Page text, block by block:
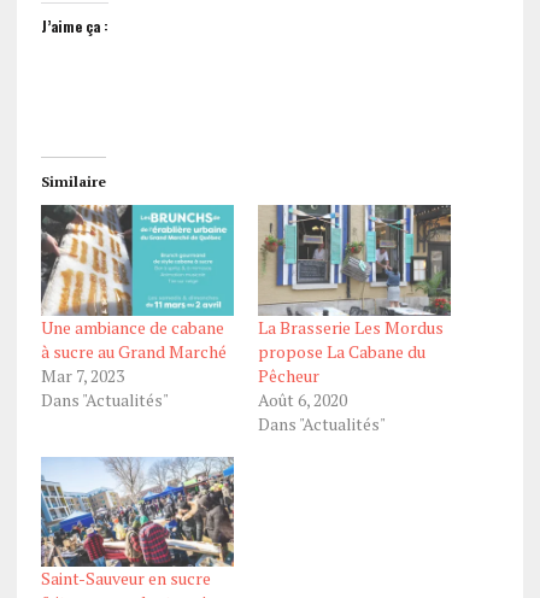
J’aime ça :
Similaire
Une ambiance de cabane
à sucre au Grand Marché
Mar 7, 2023
Dans "Actualités"
La Brasserie Les Mordus
propose La Cabane du
Pêcheur
Août 6, 2020
Dans "Actualités"
Saint-Sauveur en sucre